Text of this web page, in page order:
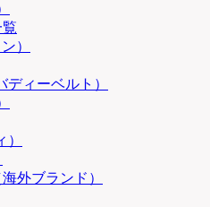
）
ィーベルト）
外ブランド）